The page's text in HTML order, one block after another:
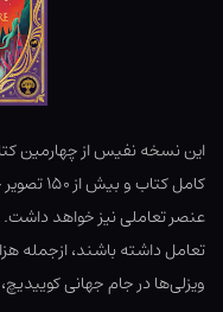
این نسخه نفیس از چهارمین
عنصر تعاملی نیز خواهد داشت.
تعامل داشته باشند، ازجمله
ویزلی‌ها در جام جهانی